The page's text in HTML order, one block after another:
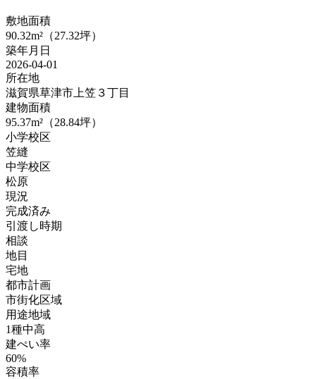
敷地面積
90.32m²（27.32坪）
築年月日
2026-04-01
所在地
滋賀県草津市上笠３丁目
建物面積
95.37m²（28.84坪）
小学校区
笠縫
中学校区
松原
現況
完成済み
引渡し時期
相談
地目
宅地
都市計画
市街化区域
用途地域
1種中高
建ぺい率
60%
容積率